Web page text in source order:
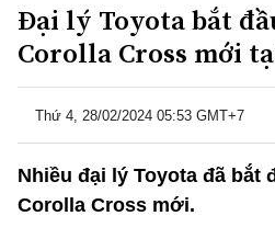
Đại lý Toyota bắt
Corolla Cross mới
Thứ 4, 28/02/2024 05:53 GMT+7
Nhiều đại lý Toyota đã bắt
Corolla Cross mới.